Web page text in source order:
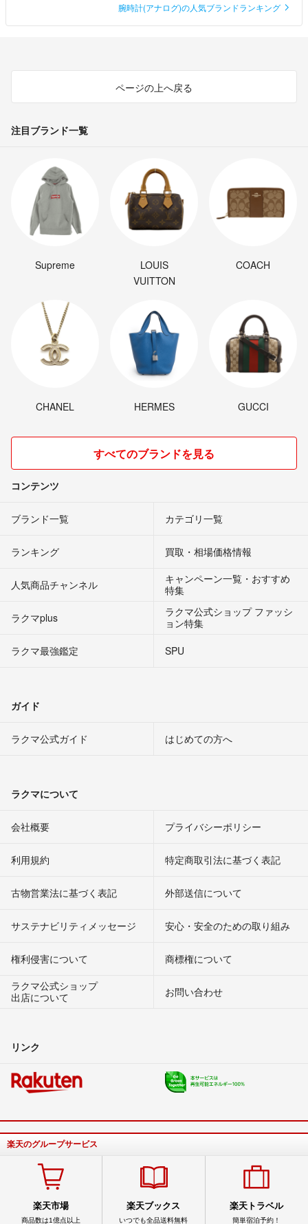
腕時計(アナログ)の人気ブランドランキング
ページの上へ戻る
注目ブランド一覧
Supreme
LOUIS
VUITTON
COACH
CHANEL HERMES GUCCI
すべてのブランドを見る
コンテンツ
ブランド一覧 カテゴリ一覧
ランキング 買取・相場価格情報
人気商品チャンネル
キャンペーン一覧・おすすめ
特集
ラクマplus
ラクマ公式ショップ ファッシ
ョン特集
ラクマ最強鑑定
SPU
ガイド
ラクマ公式ガイド はじめての方へ
ラクマについて
会社概要 プライバシーポリシー
利用規約 特定商取引法に基づく表記
古物営業法に基づく表記 外部送信について
サステナビリティメッセージ 安心・安全のための取り組み
権利侵害について
商標権について
ラクマ公式ショップ
出店について
お問い合わせ
リンク
楽天のグループサービス
楽天市場
商品数は1億点以上
楽天ブックス
いつでも全品送料無料
楽天トラベル
簡単宿泊予約！